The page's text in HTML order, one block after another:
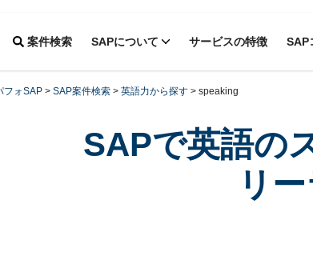
案件検索 SAPについて サービスの特徴 SAP
フォSAP > SAP案件検索 > 英語力から探す > speaking
SAPで英語の
リ